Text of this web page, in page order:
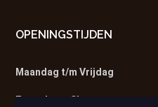
OPENINGSTIJDEN
Maandag t/m Vrijdag
Zaterdag – Showroom